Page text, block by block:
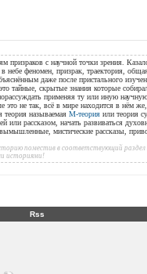
с научной точки зрения.
феномен, призрак, траектория,
даже после пристального
тайные, скрытые знания которые
применяя ту или иную
это не так, всё в мире находится в нём
теория называемаяМ-теория или теория
рассказом, начать развиваться
мистические рассказы,
поместив в соответствующий раздел
историями!
Rss